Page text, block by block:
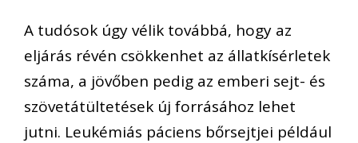
A tudósok úgy vélik továbbá, hogy az
eljárás révén csökkenhet az állatkísérletek
száma, a jövőben pedig az emberi sejt- és
szövetátültetések új forrásához lehet
jutni. Leukémiás páciens bőrsejtjei például